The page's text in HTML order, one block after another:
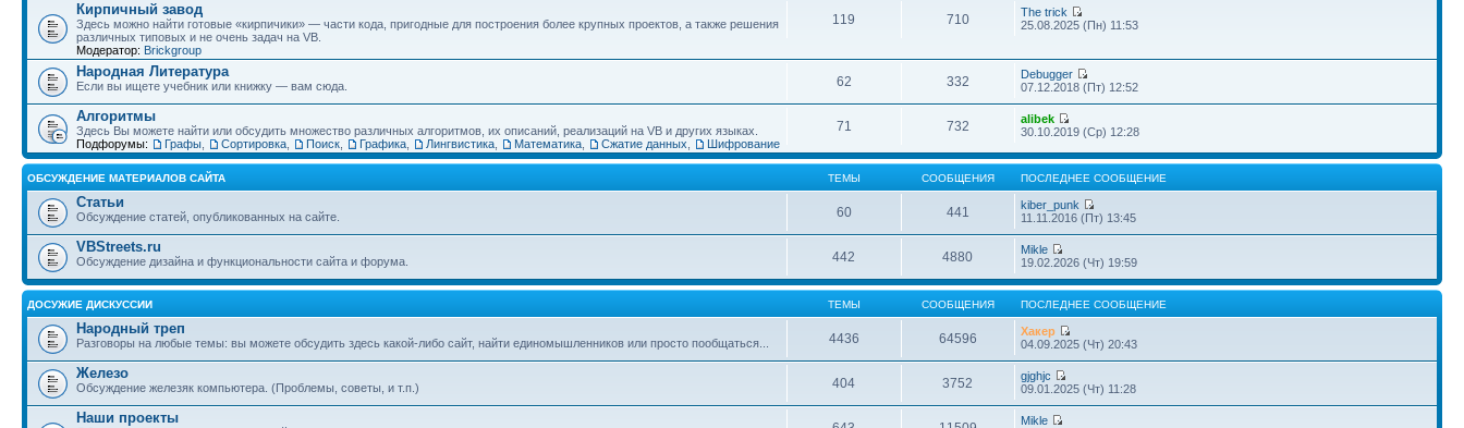
Кирпичный завод
Здесь можно найти готовые «кирпичики» — части кода, пригодные для построения более крупных проектов, а также решения
различных типовых и не очень задач на VB.
Модератор: Brickgroup
119 710
The trick
25.08.2025 (Пн) 11:53
Народная Литература
Если вы ищете учебник или книжку — вам сюда. 62 332
Debugger
07.12.2018 (Пт) 12:52
Алгоритмы
Здесь Вы можете найти или обсудить множество различных алгоритмов, их описаний, реализаций на VB и других языках.
Подфорумы:
Графы Сортировка Поиск Графика Лингвистика Математика Сжатие данных Шифрование
71 732
alibek
30.10.2019 (Ср) 12:28
ОБСУЖДЕНИЕ МАТЕРИАЛОВ САЙТА ТЕМЫ СООБЩЕНИЯ ПОСЛЕДНЕЕ СООБЩЕНИЕ
Статьи
Обсуждение статей, опубликованных на сайте. 60 441
kiber_punk
11.11.2016 (Пт) 13:45
VBStreets.ru
Обсуждение дизайна и функциональности сайта и форума. 442 4880
Mikle
19.02.2026 (Чт) 19:59
ДОСУЖИЕ ДИСКУССИИ ТЕМЫ СООБЩЕНИЯ ПОСЛЕДНЕЕ СООБЩЕНИЕ
Народный треп
Разговоры на любые темы: вы можете обсудить здесь какой-либо сайт, найти единомышленников или просто пообщаться... 4436 64596
Хакер
04.09.2025 (Чт) 20:43
Железо
Обсуждение железяк компьютера. (Проблемы, советы, и т.п.) 404 3752
gjghjc
09.01.2025 (Чт) 11:28
Наши проекты
Mikle